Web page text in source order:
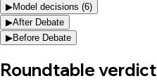
▶Model decisions (6)
▶After Debate
▶Before Debate
Roundtable verdict